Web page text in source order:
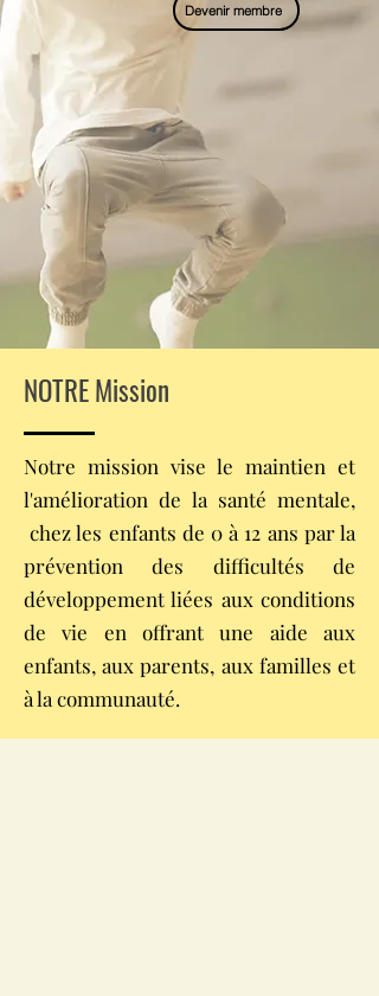
Devenir membre
NOTRE Mission
Notre mission vise le maintien et
l'amélioration de la santé mentale,
chez les enfants de 0 à 12 ans par la
prévention des difficultés de
développement liées aux conditions
de vie en offrant une aide aux
enfants, aux parents, aux familles et
à la communauté.